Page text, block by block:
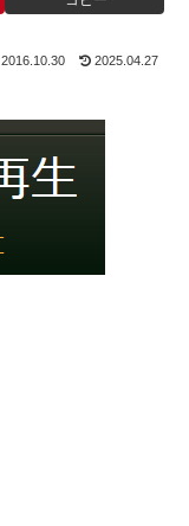
2016.10.30 2025.04.27